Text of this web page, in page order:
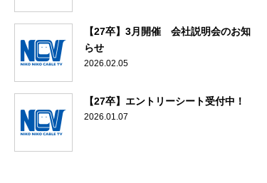
【27卒】3月開催 会社説明会のお知
らせ
2026.02.05
【27卒】エントリーシート受付中！
2026.01.07